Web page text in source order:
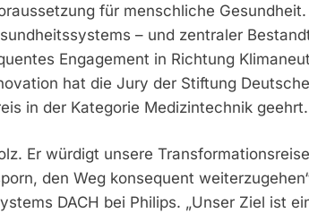
für menschliche
– und zentraler
Engagement in Richtung
hat die Jury der Stiftung
in der Kategorie Medizintechnik geehrt.
Er würdigt unsere
den Weg konsequent
DACH bei Philips. „Unser Ziel ist